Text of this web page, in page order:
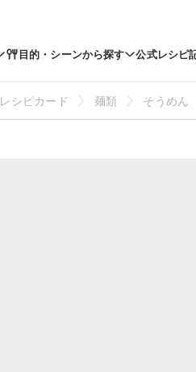
目的・シーンから探す 公式レシピ
レシピカード 麺類 そうめん